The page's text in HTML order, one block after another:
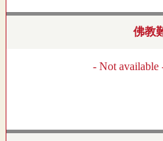
佛教
- Not available